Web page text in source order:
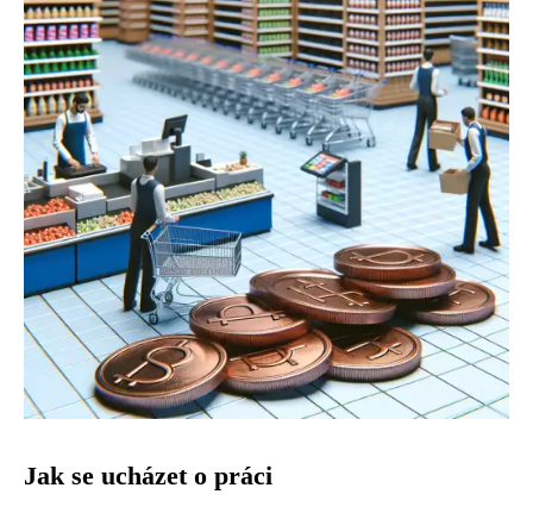
Jak se ucházet o práci